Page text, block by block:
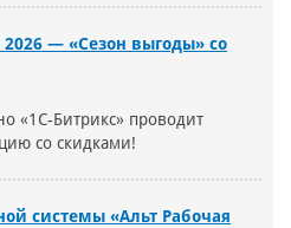
— «Сезон выгоды» со
«1С-Битрикс» проводит
со скидками!
системы «Альт Рабочая